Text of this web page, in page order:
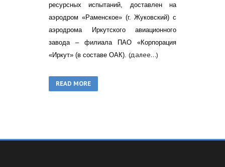
ресурсных испытаний, доставлен на
аэродром «Раменское» (г. Жуковский) с
аэродрома Иркутского авиационного
завода – филиала ПАО «Корпорация
«Иркут» (в составе ОАК). (далее…)
READ MORE